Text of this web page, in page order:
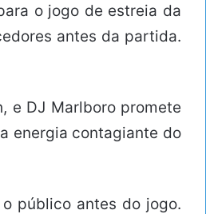
o jogo de estreia da
antes da partida.
e DJ Marlboro promete
energia contagiante do
público antes do jogo.